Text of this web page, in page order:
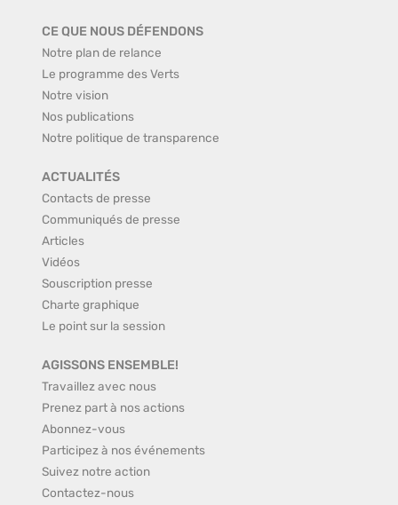
CE QUE NOUS DÉFENDONS
Notre plan de relance
Le programme des Verts
Notre vision
Nos publications
Notre politique de transparence
ACTUALITÉS
Contacts de presse
Communiqués de presse
Articles
Vidéos
Souscription presse
Charte graphique
Le point sur la session
AGISSONS ENSEMBLE!
Travaillez avec nous
Prenez part à nos actions
Abonnez-vous
Participez à nos événements
Suivez notre action
Contactez-nous